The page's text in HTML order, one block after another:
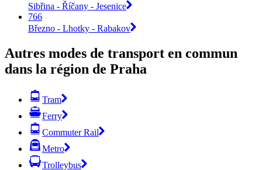
Sibřina - Říčany - Jesenice
766
Březno - Lhotky - Rabakov
Autres modes de transport en commun
dans la région de Praha
Tram
Ferry
Commuter Rail
Metro
Trolleybus